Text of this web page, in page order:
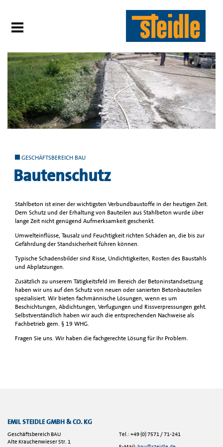
GESCHÄFTSBEREICH BAU
Bautenschutz
Stahlbeton ist einer der wichtigsten Verbundbaustoffe in der heutigen Zeit.
Dem Schutz und der Erhaltung von Bauteilen aus Stahlbeton wurde über
lange Zeit nicht genügend Aufmerksamkeit geschenkt.
Umwelteinflüsse, Tausalz und Feuchtigkeit richten Schäden an, die bis zur
Gefährdung der Standsicherheit führen können.
Typische Schadensbilder sind Risse, Undichtigkeiten, Rosten des Baustahls
und Abplatzungen.
Zusätzlich zu unserem Tätigkeitsfeld im Bereich der Betoninstandsetzung
haben wir uns auf den Schutz von neuen oder sanierten Betonbauteilen
spezialisiert. Wir bieten fachmännische Lösungen, wenn es um
Beschichtungen, Abdichtungen, Verfugungen und Rissverpressungen geht.
Selbstverständlich haben wir auch die entsprechenden Nachweise als
Fachbetrieb gem. § 19 WHG.
Fragen Sie uns. Wir haben die fachgerechte Lösung für Ihr Problem.
EMIL STEIDLE GMBH & CO. KG
Geschäftsbereich BAU
Alte Krauchenwieser Str. 1
Tel.: +49 (0) 7571 / 71-241